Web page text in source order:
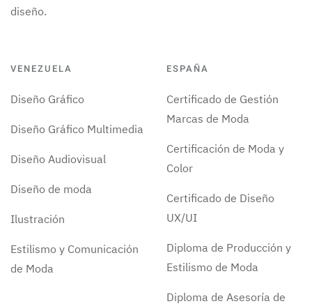
diseño.
VENEZUELA
Diseño Gráfico
Diseño Gráfico Multimedia
Diseño Audiovisual
Diseño de moda
Ilustración
Estilismo y Comunicación
de Moda
ESPAÑA
Certificado de Gestión
Marcas de Moda
Certificación de Moda y
Color
Certificado de Diseño
UX/UI
Diploma de Producción y
Estilismo de Moda
Diploma de Asesoría de